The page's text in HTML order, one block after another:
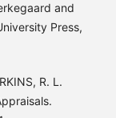
and
Press,
R. L.